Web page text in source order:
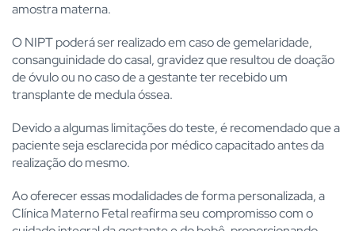
amostra materna.
O NIPT poderá ser realizado em caso de gemelaridade,
consanguinidade do casal, gravidez que resultou de doação
de óvulo ou no caso de a gestante ter recebido um
transplante de medula óssea.
Devido a algumas limitações do teste, é recomendado que a
paciente seja esclarecida por médico capacitado antes da
realização do mesmo.
Ao oferecer essas modalidades de forma personalizada, a
Clínica Materno Fetal reafirma seu compromisso com o